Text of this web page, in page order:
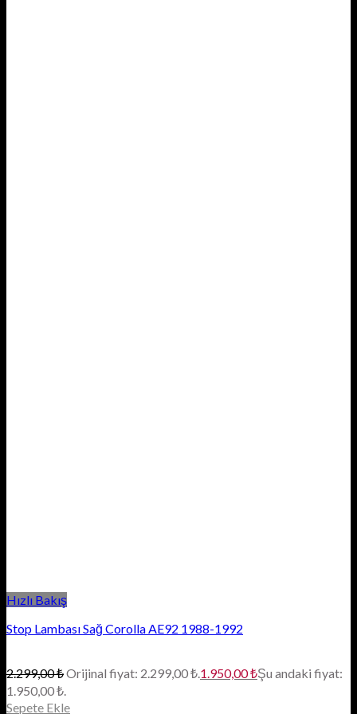
Hızlı Bakış
Stop Lambası Sağ Corolla AE92 1988-1992
2.299,00₺Orijinal fiyat: 2.299,00 ₺. 1.950,00₺Şu andaki fiyat:
1.950,00 ₺.
Sepete Ekle